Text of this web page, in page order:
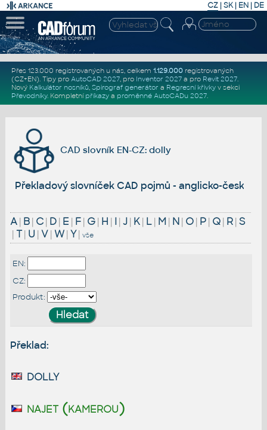
CZ | SK| EN | DE
Přes 123.000 registrovaných u nás, celkem 1.129.000registrovaných
(CZ+EN). Tipy pro AutoCAD 2027, pro Inventor 2027a pro Revit 2027.
Nový Kalkulátor nosníků, Spirograf generátor a Regresní křivkyv sekci
Převodníky. Kompletní příkazya proměnné AutoCADu 2027.
CAD slovník EN-CZ: dolly
Překladový slovníček CAD pojmů - anglicko-český
A| B| C| D| E | F| G| H | I| J| K| L| M| N| O| P| Q| R| S
| T| U | V| W| Y| vše
EN:
CZ:
Produkt:
Překlad:
dolly
najet (kamerou)